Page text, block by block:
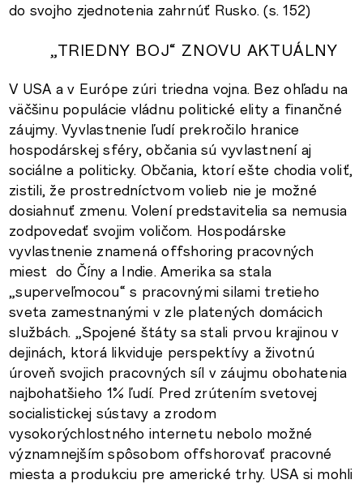
do svojho zjednotenia zahrnúť Rusko. (s. 152)
„TRIEDNY BOJ“ ZNOVU AKTUÁLNY
V USA a v Európe zúri triedna vojna. Bez ohľadu na
väčšinu populácie vládnu politické elity a finančné
záujmy. Vyvlastnenie ľudí prekročilo hranice
hospodárskej sféry, občania sú vyvlastnení aj
sociálne a politicky. Občania, ktorí ešte chodia voliť,
zistili, že prostredníctvom volieb nie je možné
dosiahnuť zmenu. Volení predstavitelia sa nemusia
zodpovedať svojim voličom. Hospodárske
vyvlastnenie znamená offshoring pracovných
miest do Číny a Indie. Amerika sa stala
„superveľmocou“ s pracovnými silami tretieho
sveta zamestnanými v zle platených domácich
službách. „Spojené štáty sa stali prvou krajinou v
dejinách, ktorá likviduje perspektívy a životnú
úroveň svojich pracovných síl v záujmu obohatenia
najbohatšieho 1% ľudí. Pred zrútením svetovej
socialistickej sústavy a zrodom
vysokorýchlostného internetu nebolo možné
významnejším spôsobom offshorovať pracovné
miesta a produkciu pre americké trhy. USA si mohli